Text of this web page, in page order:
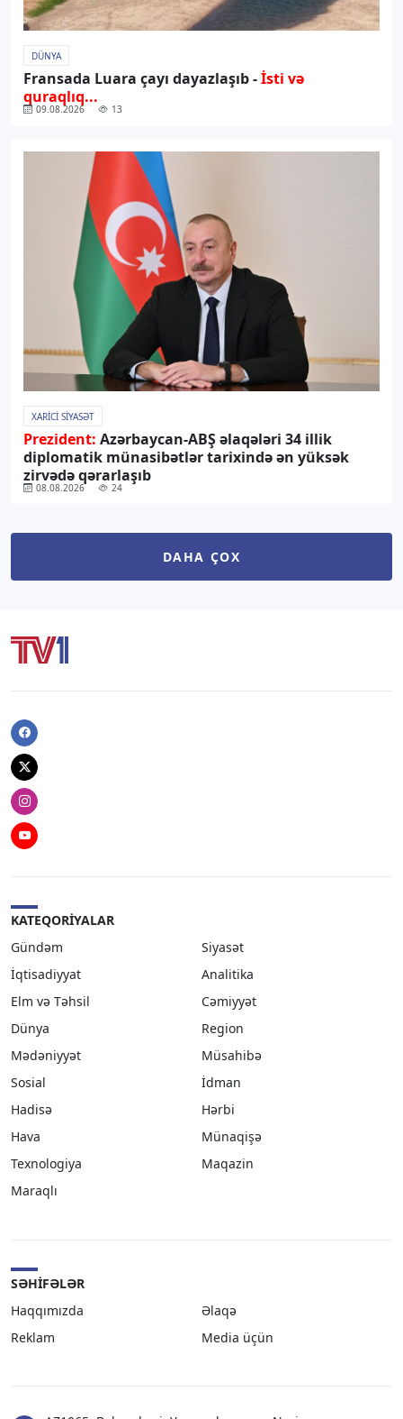
DÜNYA
Fransada Luara çayı dayazlaşıb -İsti və
quraqlıq...
09.08.2026 13
XARICI SIYASƏT
Prezident: Azərbaycan-ABŞ əlaqələri 34 illik
diplomatik münasibətlər tarixində ən yüksək
zirvədə qərarlaşıb
08.08.2026 24
DAHA ÇOX
Facebook
Twitter
Instagram
Youtube
KATEQORIYALAR
Gündəm
Siyasət
İqtisadiyyat
Analitika
Elm və Təhsil
Cəmiyyət
Dünya
Region
Mədəniyyət
Müsahibə
Sosial
İdman
Hadisə
Hərbi
Hava
Münaqişə
Texnologiya
Maqazin
Maraqlı
SƏHIFƏLƏR
Haqqımızda
Əlaqə
Reklam
Media üçün